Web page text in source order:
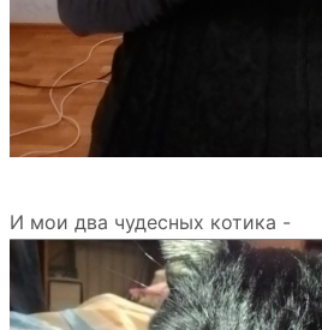
И мои два чудесных котика -